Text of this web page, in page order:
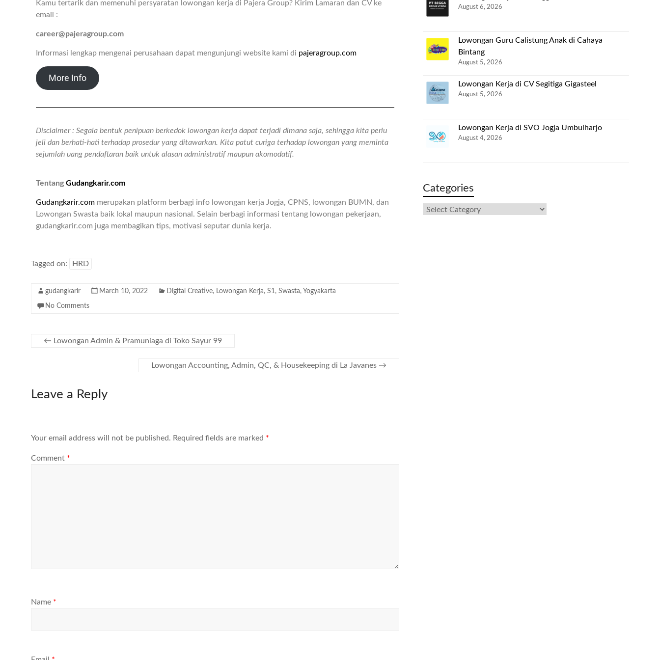
Kamu tertarik dan memenuhi persyaratan lowongan kerja di Pajera Group? Kirim Lamaran dan CV ke
email :
career@pajeragroup.com
Informasi lengkap mengenai perusahaan dapat mengunjungi website kami di pajeragroup.com
More Info
Disclaimer : Segala bentuk penipuan berkedok lowongan kerja dapat terjadi dimana saja, sehingga kita perlu
jeli dan berhati-hati terhadap prosedur yang ditawarkan. Kita patut curiga terhadap lowongan yang meminta
sejumlah uang pendaftaran baik untuk alasan administratif maupun akomodatif.
Tentang Gudangkarir.com
Gudangkarir.com merupakan platform berbagi info lowongan kerja Jogja, CPNS, lowongan BUMN, dan
Lowongan Swasta baik lokal maupun nasional. Selain berbagi informasi tentang lowongan pekerjaan,
gudangkarir.com juga membagikan tips, motivasi seputar dunia kerja.
Tagged on: HRD
gudangkarir March 10, 2022 Digital Creative, Lowongan Kerja, S1, Swasta, Yogyakarta
No Comments
← Lowongan Admin & Pramuniaga di Toko Sayur 99
Lowongan Accounting, Admin, QC, & Housekeeping di La Javanes →
Leave a Reply
Your email address will not be published. Required fields are marked *
Comment *
Name *
August 6, 2026
Lowongan Guru Calistung Anak di Cahaya
Bintang
August 5, 2026
Lowongan Kerja di CV Segitiga Gigasteel
August 5, 2026
Lowongan Kerja di SVO Jogja Umbulharjo
August 4, 2026
Categories